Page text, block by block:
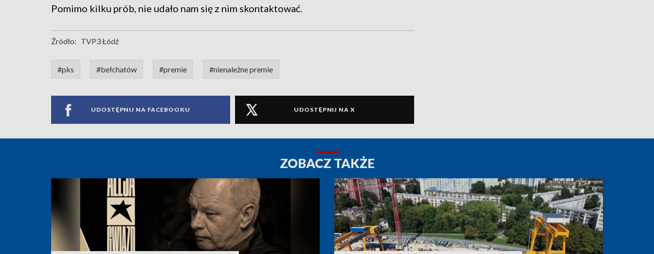
Pomimo kilku prób, nie udało nam się z nim skontaktować.
Źródło: TVP3 Łódź
#pks #bełchatów #premie #nienależne premie
UDOSTĘPNIJ NA FACEBOOKU UDOSTĘPNIJ NA X
ZOBACZ TAKŻE